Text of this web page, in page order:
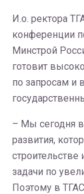
И.о. ректора
конференции
Минстрой
готовит
по запросам и
– Мы сегодня
развития,
задачи по
Поэтому в